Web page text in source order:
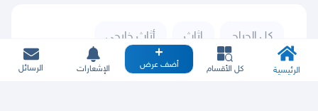
كل الحراج اثاث أثاث خارجي
الرئيسية كل الأقسام أضف عرض الإشعارات الرسائل